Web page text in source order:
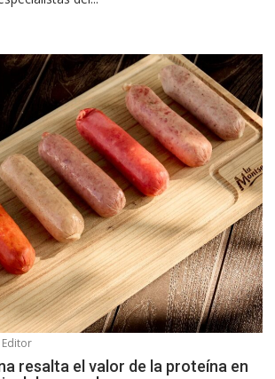
Editor
resalta el valor de la proteína en